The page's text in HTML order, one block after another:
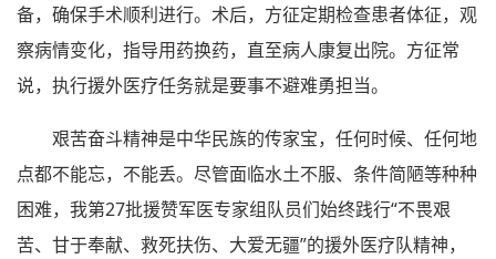
备，确保手术顺利进行。术后，方征定期检查患者体征，观
察病情变化，指导用药换药，直至病人康复出院。方征常
说，执行援外医疗任务就是要事不避难勇担当。
艰苦奋斗精神是中华民族的传家宝，任何时候、任何地
点都不能忘，不能丢。尽管面临水土不服、条件简陋等种种
困难，我第27批援赞军医专家组队员们始终践行“不畏艰
苦、甘于奉献、救死扶伤、大爱无疆”的援外医疗队精神，